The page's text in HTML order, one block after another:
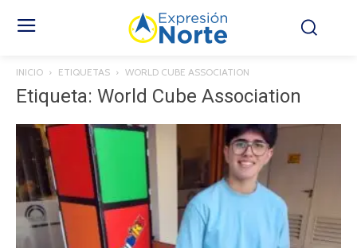
INICIO ETIQUETAS WORLD CUBE ASSOCIATION
Etiqueta: World Cube Association